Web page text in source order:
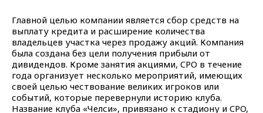
Главной целью компании является сбор средств на
выплату кредита и расширение количества
владельцев участка через продажу акций. Компания
была создана без цели получения прибыли от
дивидендов. Кроме занятия акциями, CPO в течение
года организует несколько мероприятий, имеющих
своей целью чествование великих игроков или
событий, которые перевернули историю клуба.
Название клуба «Челси», привязано к стадиону и CPO,